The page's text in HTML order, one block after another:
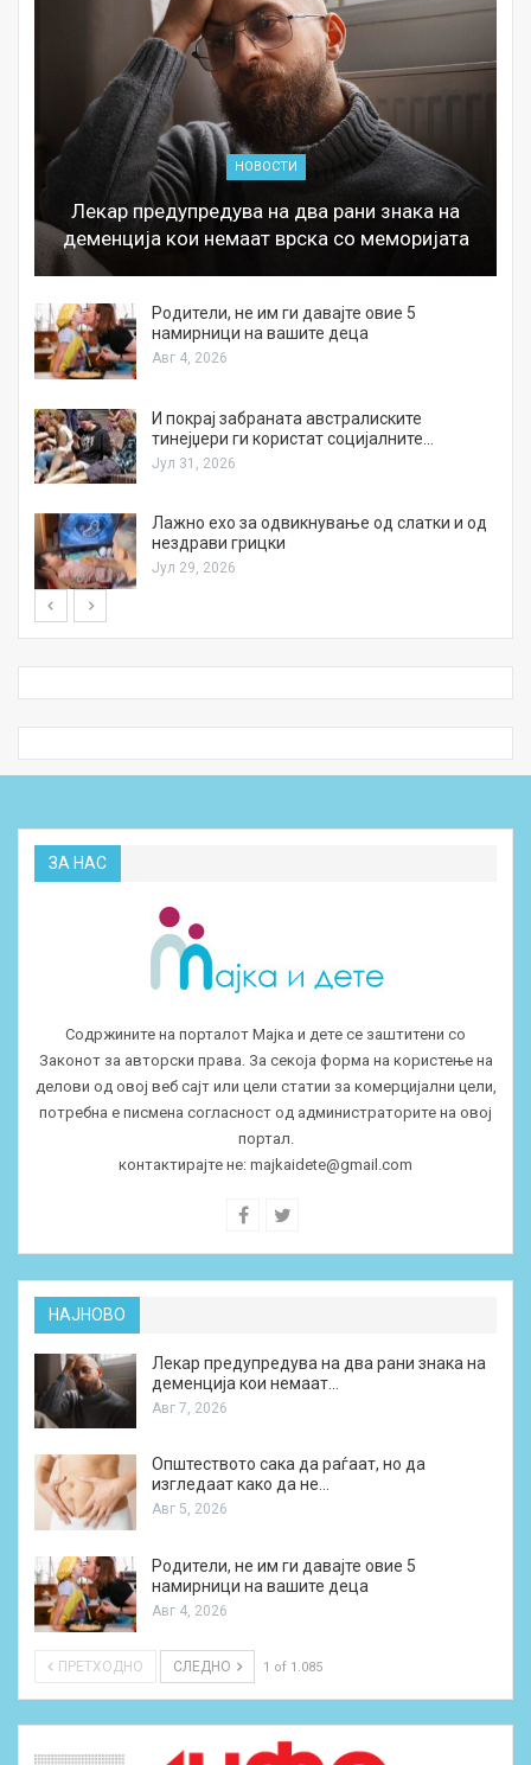
НОВОСТИ
Лекар предупредува на два рани знака на
деменција кои немаат врска со меморијата
Родители, не им ги давајте овие 5
намирници на вашите деца
Авг 4, 2026
И покрај забраната австралиските
тинејџери ги користат социјалните…
Јул 31, 2026
Лажно ехо за одвикнување од слатки и од
нездрави грицки
Јул 29, 2026
ЗА НАС
Содржините на порталот Мајка и дете се заштитени со
Законот за авторски права. За секоја форма на користење на
делови од овој веб сајт или цели статии за комерцијални цели,
потребна е писмена согласност од администраторите на овој
портал.
контактирајте не: majkaidete@gmail.com
НАЈНОВО
Лекар предупредува на два рани знака на
деменција кои немаат…
Авг 7, 2026
Општеството сака да раѓаат, но да
изгледаат како да не…
Авг 5, 2026
Родители, не им ги давајте овие 5
намирници на вашите деца
Авг 4, 2026
ПРЕТХОДНО СЛЕДНО 1 of 1.085